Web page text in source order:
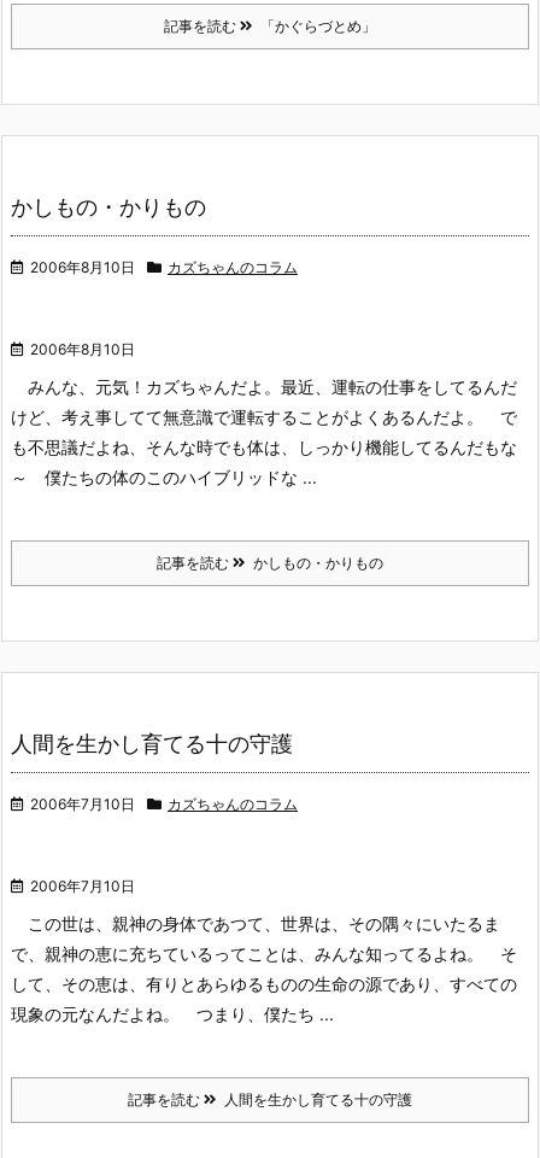
記事を読む 「かぐらづとめ」
かしもの・かりもの
2006年8月10日 カズちゃんのコラム
2006年8月10日
みんな、元気！カズちゃんだよ。最近、運転の仕事をしてるんだ
けど、考え事してて無意識で運転することがよくあるんだよ。
で
も不思議だよね、そんな時でも体は、しっかり機能してるんだもな
～
僕たちの体のこのハイブリッドな ...
記事を読む かしもの・かりもの
人間を生かし育てる十の守護
2006年7月10日 カズちゃんのコラム
2006年7月10日
この世は、親神の身体であつて、世界は、その隅々にいたるま
で、親神の恵に充ちているってことは、みんな知ってるよね。
そ
して、その恵は、有りとあらゆるものの生命の源であり、すべての
現象の元なんだよね。
つまり、僕たち ...
記事を読む 人間を生かし育てる十の守護